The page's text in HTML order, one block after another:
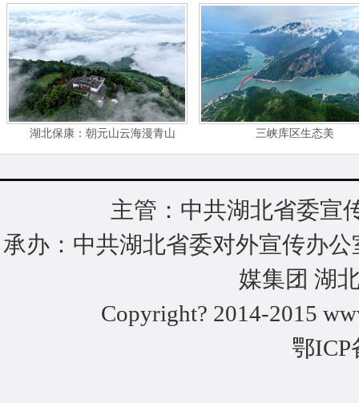
空
湖北保康：朝元山云海漫青山 三峡库区生态美
主管：中共湖北省委宣
承办：中共湖北省委对外宣传办
媒集团 湖
Copyright? 2014-2015
鄂ICP